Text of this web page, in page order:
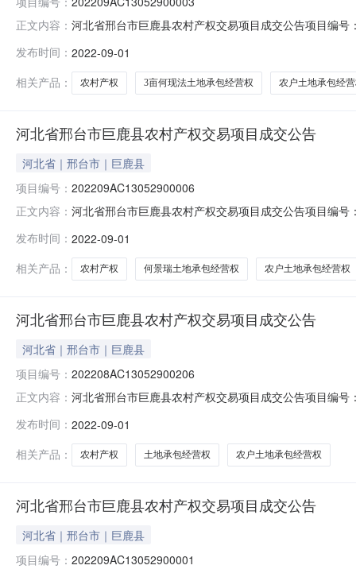
正文内容： 河北省邢台市巨鹿县农村产权交易项目成交公告项目编
式：协议转让交易年限：2020年成交价格：6000.00元合
发布时间： 2022-09-01
相关产品：
农村产权 3亩何现法土地承包经营权 农户土地承包经
河北省邢台市巨鹿县农村产权交易项目成交公告
河北省｜邢台市｜巨鹿县
项目编号： 202209AC13052900006
正文内容： 河北省邢台市巨鹿县农村产权交易项目成交公告项目编
方式：协议转让交易年限：2020年成交价格：7000.00元
发布时间： 2022-09-01
相关产品：
农村产权 何景瑞土地承包经营权 农户土地承包经营权
河北省邢台市巨鹿县农村产权交易项目成交公告
河北省｜邢台市｜巨鹿县
项目编号： 202208AC13052900206
正文内容： 河北省邢台市巨鹿县农村产权交易项目成交公告项目编
方式：协议转让交易年限：2020年成交价格：5600.00元
发布时间： 2022-09-01
相关产品：
农村产权 土地承包经营权 农户土地承包经营权
河北省邢台市巨鹿县农村产权交易项目成交公告
河北省｜邢台市｜巨鹿县
项目编号： 202209AC13052900001